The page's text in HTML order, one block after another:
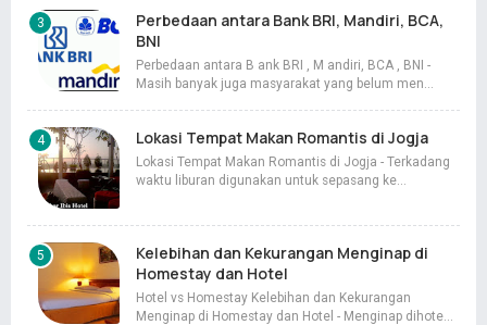
Perbedaan antara Bank BRI, Mandiri, BCA,
BNI
Perbedaan antara B ank BRI , M andiri, BCA , BNI -
Masih banyak juga masyarakat yang belum men…
Lokasi Tempat Makan Romantis di Jogja
Lokasi Tempat Makan Romantis di Jogja - Terkadang
waktu liburan digunakan untuk sepasang ke…
Kelebihan dan Kekurangan Menginap di
Homestay dan Hotel
Hotel vs Homestay Kelebihan dan Kekurangan
Menginap di Homestay dan Hotel - Menginap dihote…